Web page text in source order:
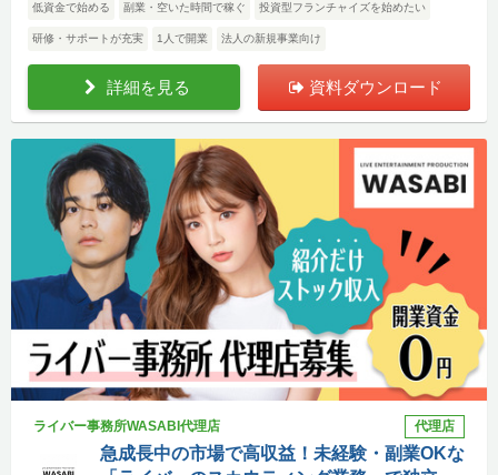
低資金で始める 副業・空いた時間で稼ぐ 投資型フランチャイズを始めたい
研修・サポートが充実 1人で開業 法人の新規事業向け
詳細を見る 資料ダウンロード
ライバー事務所WASABI代理店 代理店
急成長中の市場で高収益！未経験・副業OKな